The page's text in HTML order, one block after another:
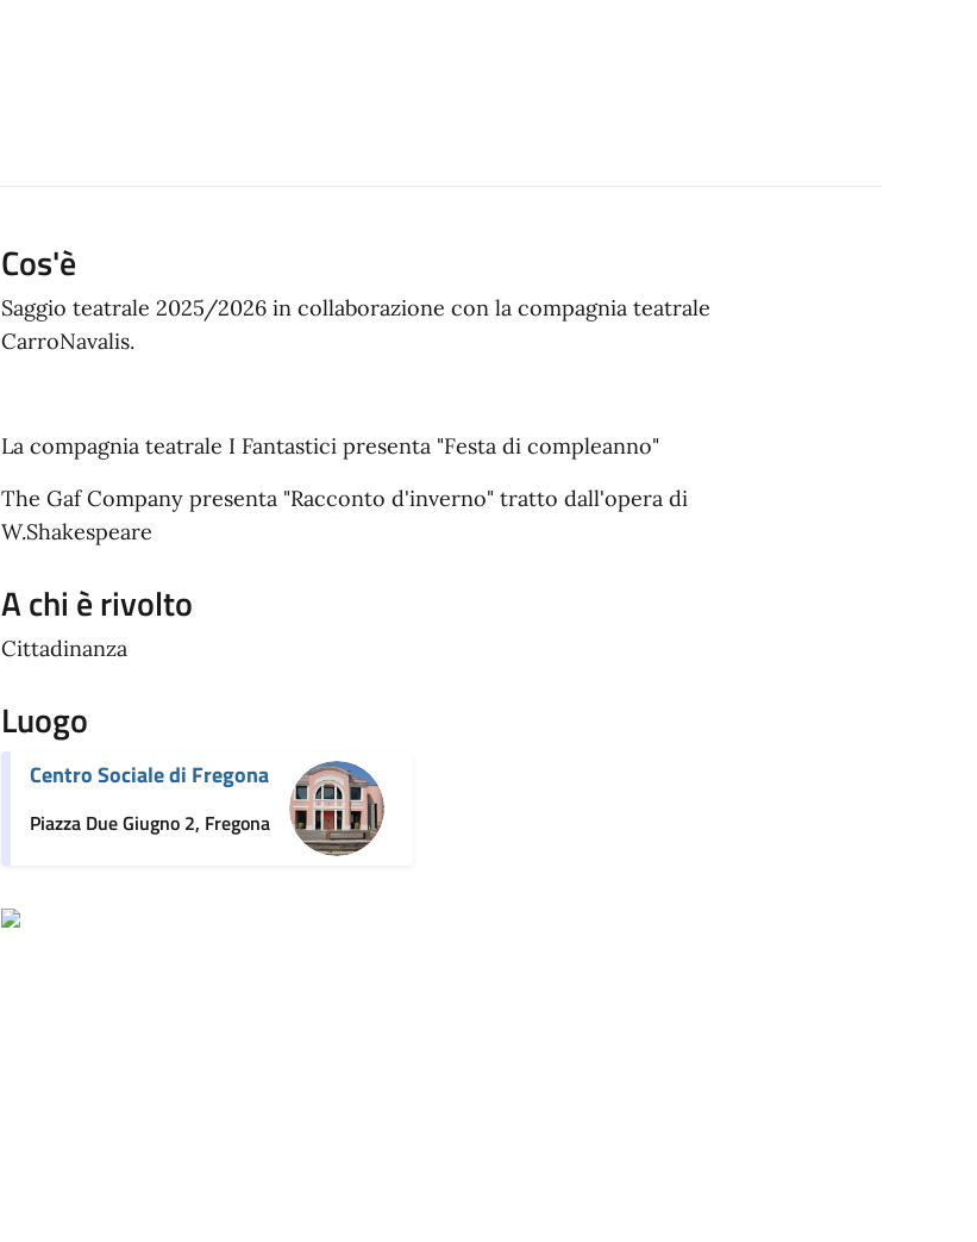
Cos'è
Saggio teatrale 2025/2026 in collaborazione con la compagnia teatrale
CarroNavalis.
La compagnia teatrale I Fantastici presenta "Festa di compleanno"
The Gaf Company presenta "Racconto d'inverno" tratto dall'opera di
W.Shakespeare
A chi è rivolto
Cittadinanza
Luogo
Centro Sociale di Fregona
Piazza Due Giugno 2, Fregona